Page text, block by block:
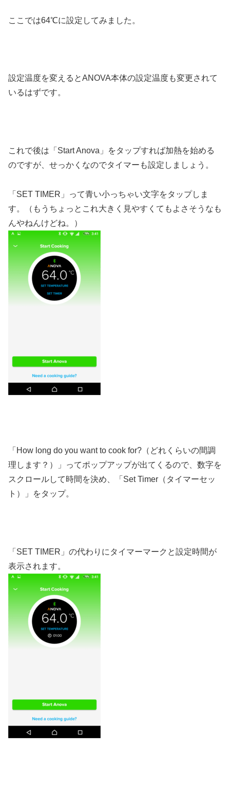
ここでは64℃に設定してみました。
設定温度を変えるとANOVA本体の設定温度も変更されて
いるはずです。
これで後は「Start Anova」をタップすれば加熱を始める
のですが、せっかくなのでタイマーも設定しましょう。
「SET TIMER」って青い小っちゃい文字をタップしま
す。（もうちょっとこれ大きく見やすくてもよさそうなも
んやねんけどね。）
「How long do you want to cook for?（どれくらいの間調
理します？）」ってポップアップが出てくるので、数字を
スクロールして時間を決め、「Set Timer（タイマーセッ
ト）」をタップ。
「SET TIMER」の代わりにタイマーマークと設定時間が
表示されます。